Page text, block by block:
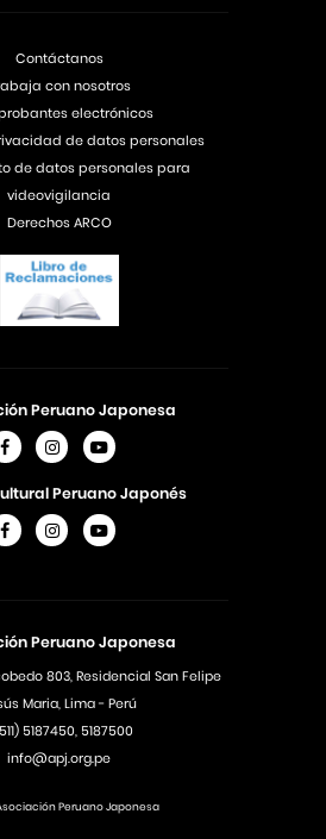
Peruano Japonesa
803, Residencial San Felipe
Maria, Lima - Perú
5187450, 5187500
info@apj.org.pe
Peruano Japonesa
Peruano Japonés
Contáctanos
con nosotros
electrónicos
de datos personales
de datos personales para
videovigilancia
Derechos ARCO
Peruano Japonesa